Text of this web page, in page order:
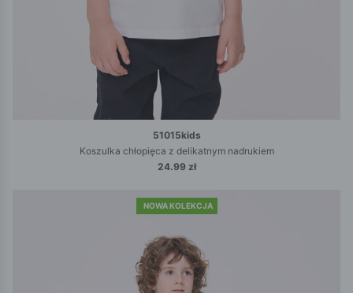
51015kids
Koszulka chłopięca z delikatnym nadrukiem
24.99 zł
NOWA KOLEKCJA